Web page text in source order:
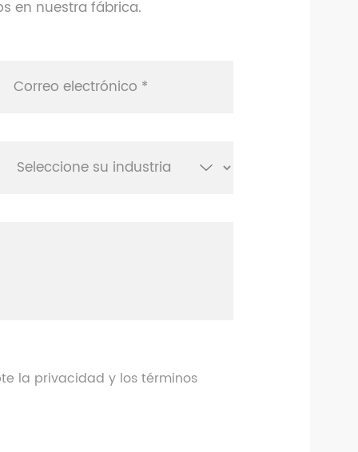
en nuestra fábrica.
la privacidad y los términos